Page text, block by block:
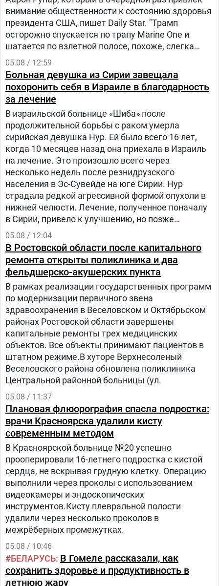
внимание общественности к состоянию здоровья
президента США, пишет Daily Star. "Трамп
осторожно спускается по трапу Marine One и
шатается по взлетной полосе, похоже, слегка
прихрамывая", — написал журналист.
05.08 / 12:59
Больная девушка из Сирии завещала
похоронить себя в Израиле в благодарность
за лечение
В израильской больнице «Шиба» после
продолжительной борьбы с раком умерла
сирийская девушка Нур. Ей было всего 16 лет,
когда 10 месяцев назад она приехала в Израиль
на лечение. Это произошло всего через
несколько недель после резнидрузского
населения в Эс-Сувейде на юге Сирии. Нур
страдала редкой агрессивной формой опухоли в
нижней челюсти. Лечение, полученное поначалу
в Сирии, привело к улучшению, но позже
произошел рецидив болезни. Нур попала на
лечение в «Шибу» в рамках гуманитарного
проекта «Шевет-ахим» («Кровные братья).
05.08 / 12:04
В Ростовской области после капитального
ремонта открыты поликлиника и два
фельдшерско-акушерских пункта
В рамках реализации государственных программ
по модернизации первичного звена
здравоохранения в Веселовском и Октябрьском
районах Ростовской области завершены
капитальные ремонты трех медицинских
объектов. Все объекты принимают пациентов в
штатном режиме.В хуторе Верхнесоленый
Веселовского района обновлена поликлиника
Центральной районной больницы (ул.
05.08 / 11:37
Плановая флюорография спасла подростка:
врачи Красноярска удалили кисту
современным методом
В Красноярской больнице №20 успешно
прооперировали 16-летнего подростка с кистой
сердца, не вскрывая грудную клетку. Операцию
выполнили через проколы с использованием
видеокамеры и эндоскопических
инструментов.Кисту плевральной полости
удалили через несколько проколов в
межрёберных промежутках.
05.08 / 10:46
БЕЛАРУСЬ В Гомеле рассказали, как
сохранить здоровье и продуктивность в
летнюю жару